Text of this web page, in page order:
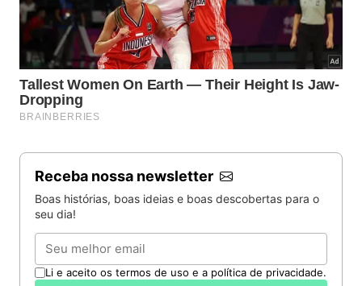
Receba nossa newsletter
Boas histórias, boas ideias e boas descobertas para o
seu dia!
Email
Li e aceito os termos de uso e a política de privacidade.